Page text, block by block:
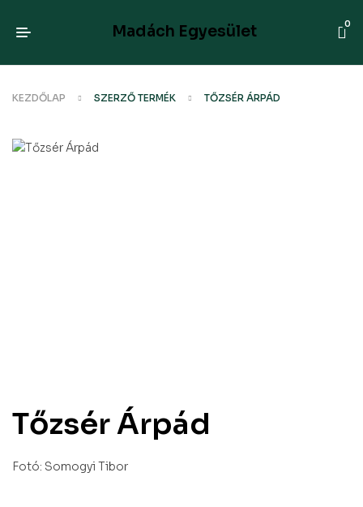
Madách Egyesület 0
KEZDŐLAP SZERZŐ TERMÉK TŐZSÉR ÁRPÁD
Tőzsér Árpád
Fotó: Somogyi Tibor